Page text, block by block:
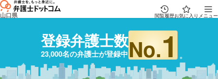
山口県 閲覧履歴お気に入り メニュー
登録弁護士数
23,000名の弁護士が登録中No.1